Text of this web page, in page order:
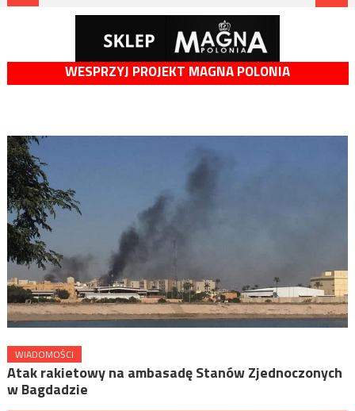
WESPRZYJ PROJEKT MAGNA POLONIA
WIADOMOŚCI
Atak rakietowy na ambasadę Stanów Zjednoczonych
w Bagdadzie